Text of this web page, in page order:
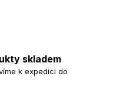
skladem
k expedici do